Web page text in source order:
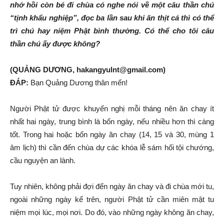
nhớ hồi còn bé đi chùa có nghe nói về một câu thần chú
“tịnh khẩu nghiệp”, đọc ba lần sau khi ăn thịt cá thì có thể
trì chú hay niệm Phật bình thường. Có thể cho tôi câu
thần chú ấy được không?
(QUẢNG DƯƠNG, hakangyulnt@gmail.com)
ĐÁP: Bạn Quảng Dương thân mến!
Người Phật tử được khuyến nghị mỗi tháng nên ăn chay ít
nhất hai ngày, trung bình là bốn ngày, nếu nhiều hơn thì càng
tốt. Trong hai hoặc bốn ngày ăn chay (14, 15 và 30, mùng 1
âm lịch) thì cần đến chùa dự các khóa lễ sám hối tội chướng,
cầu nguyện an lành.
Tuy nhiên, không phải đợi đến ngày ăn chay và đi chùa mới tu,
ngoài những ngày kể trên, người Phật tử cần miên mật tu
niệm mọi lúc, mọi nơi. Do đó, vào những ngày không ăn chay,